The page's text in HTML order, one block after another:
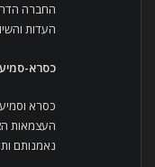
החברה
העדות
כסרא-
כסרא
העצמאות
נאמנותם